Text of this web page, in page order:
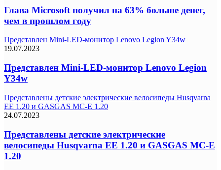
Глава Microsoft получил на 63% больше денег,
чем в прошлом году
Представлен Mini-LED-монитор Lenovo Legion Y34w
19.07.2023
Представлен Mini-LED-монитор Lenovo Legion
Y34w
Представлены детские электрические велосипеды Husqvarna
EE 1.20 и GASGAS MC-E 1.20
24.07.2023
Представлены детские электрические
велосипеды Husqvarna EE 1.20 и GASGAS MC-E
1.20